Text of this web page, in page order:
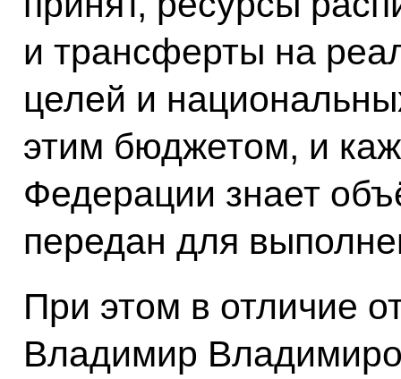
и трансферты на
целей и
этим бюджетом, и
Федерации знает
передан для
При этом в отличие
Владимир